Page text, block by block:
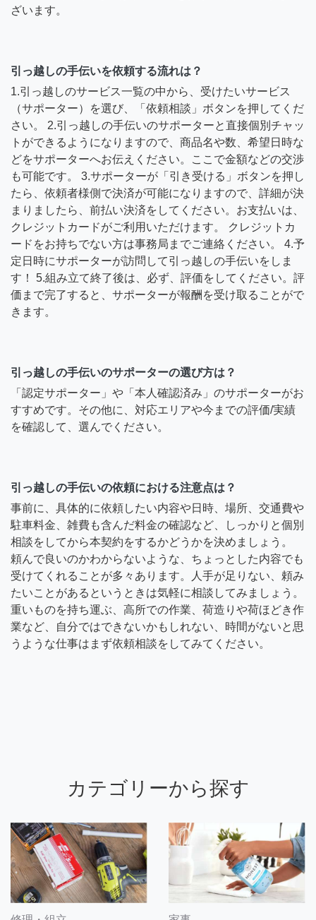
ざいます。
引っ越しの手伝いを依頼する流れは？
1.引っ越しのサービス一覧の中から、受けたいサービス
（サポーター）を選び、「依頼相談」ボタンを押してくだ
さい。 2.引っ越しの手伝いのサポーターと直接個別チャッ
トができるようになりますので、商品名や数、希望日時な
どをサポーターへお伝えください。ここで金額などの交渉
も可能です。 3.サポーターが「引き受ける」ボタンを押し
たら、依頼者様側で決済が可能になりますので、詳細が決
まりましたら、前払い決済をしてください。お支払いは、
クレジットカードがご利用いただけます。 クレジットカ
ードをお持ちでない方は事務局までご連絡ください。 4.予
定日時にサポーターが訪問して引っ越しの手伝いをしま
す！ 5.組み立て終了後は、必ず、評価をしてください。評
価まで完了すると、サポーターが報酬を受け取ることがで
きます。
引っ越しの手伝いのサポーターの選び方は？
「認定サポーター」や「本人確認済み」のサポーターがお
すすめです。その他に、対応エリアや今までの評価/実績
を確認して、選んでください。
引っ越しの手伝いの依頼における注意点は？
事前に、具体的に依頼したい内容や日時、場所、交通費や
駐車料金、雑費も含んだ料金の確認など、しっかりと個別
相談をしてから本契約をするかどうかを決めましょう。
頼んで良いのかわからないような、ちょっとした内容でも
受けてくれることが多々あります。人手が足りない、頼み
たいことがあるというときは気軽に相談してみましょう。
重いものを持ち運ぶ、高所での作業、荷造りや荷ほどき作
業など、自分ではできないかもしれない、時間がないと思
うような仕事はまず依頼相談をしてみてください。
カテゴリーから探す